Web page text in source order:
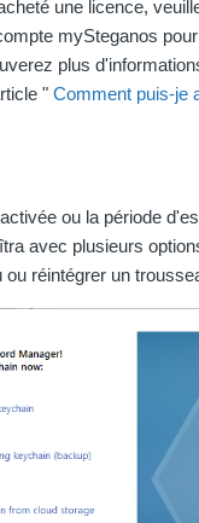
une licence,
mySteganos
plus
"Comment puis-je
ou la période
avec plusieurs
ou réintégrer un